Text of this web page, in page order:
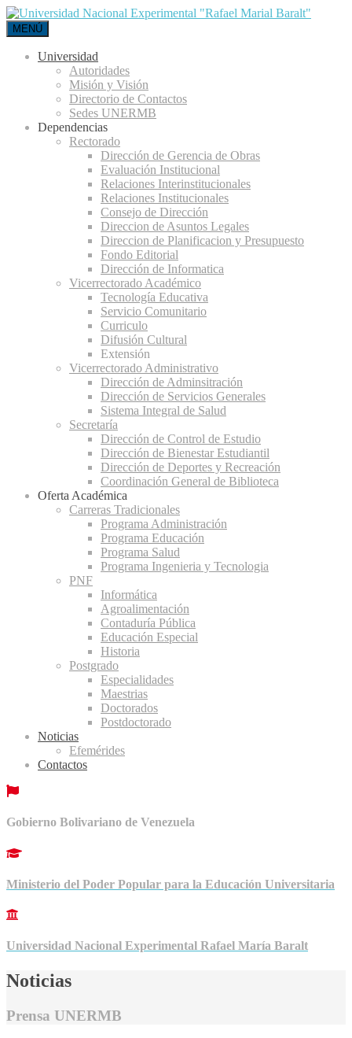
MENÚ
Universidad
Autoridades
Misión y Visión
Directorio de Contactos
Sedes UNERMB
Dependencias
Rectorado
Dirección de Gerencia de Obras
Evaluación Institucional
Relaciones Interinstitucionales
Relaciones Institucionales
Consejo de Dirección
Direccion de Asuntos Legales
Direccion de Planificacion y Presupuesto
Fondo Editorial
Dirección de Informatica
Vicerrectorado Académico
Tecnología Educativa
Servicio Comunitario
Curriculo
Difusión Cultural
Extensión
Vicerrectorado Administrativo
Dirección de Adminsitración
Dirección de Servicios Generales
Sistema Integral de Salud
Secretaría
Dirección de Control de Estudio
Dirección de Bienestar Estudiantil
Dirección de Deportes y Recreación
Coordinación General de Biblioteca
Oferta Académica
Carreras Tradicionales
Programa Administración
Programa Educación
Programa Salud
Programa Ingenieria y Tecnologia
PNF
Informática
Agroalimentación
Contaduría Pública
Educación Especial
Historia
Postgrado
Especialidades
Maestrias
Doctorados
Postdoctorado
Noticias
Efemérides
Contactos
Gobierno Bolivariano de Venezuela
Ministerio del Poder Popular para la Educación Universitaria
Universidad Nacional Experimental Rafael María Baralt
Noticias
Prensa UNERMB